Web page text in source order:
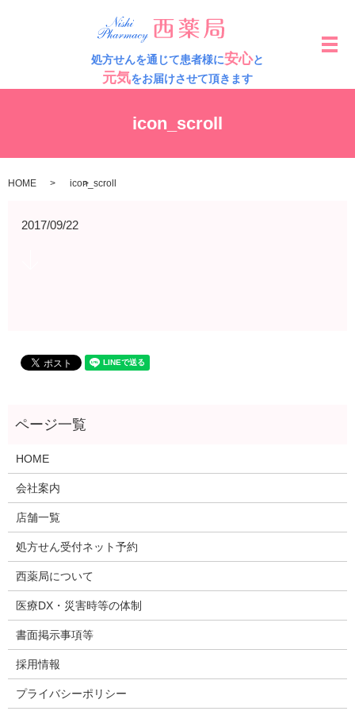
処方せんを通じて患者様に安心と
元気をお届けさせて頂きます
メ
icon_scroll
HOME icon_scroll
2017/09/22
HOME
会社案内
店舗一覧
処方せん受付ネット予約
西薬局について
医療DX・災害時等の体制
書面掲示事項等
採用情報
プライバシーポリシー